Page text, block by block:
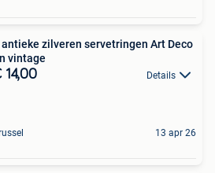
antieke zilveren servetringen Art Deco
vintage
14,00 Details
13 apr 26